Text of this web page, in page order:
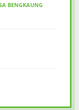
BENGKAUNG